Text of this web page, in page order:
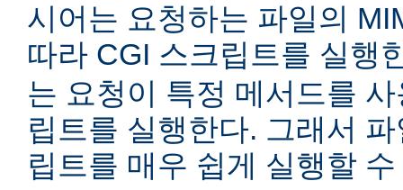
시어는 요청하는 파일의
따라 CGI 스크립트를 실행
는 요청이 특정 메서드를
립트를 실행한다. 그래서
립트를 매우 쉽게 실행할